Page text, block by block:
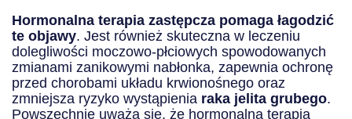
Hormonalna terapia zastępcza pomaga łagodzić
te objawy. Jest również skuteczna w leczeniu
dolegliwości moczowo-płciowych spowodowanych
zmianami zanikowymi nabłonka, zapewnia ochronę
przed chorobami układu krwionośnego oraz
zmniejsza ryzyko wystąpienia raka jelita grubego.
Powszechnie uważa się, że hormonalna terapia